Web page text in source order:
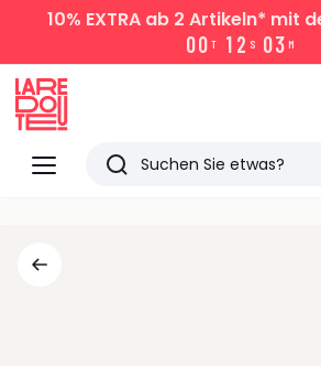
10% EXTRAab 2 Artikeln* mit
00 T 1 2 S 03 M
Menü
Redoute
Suchen